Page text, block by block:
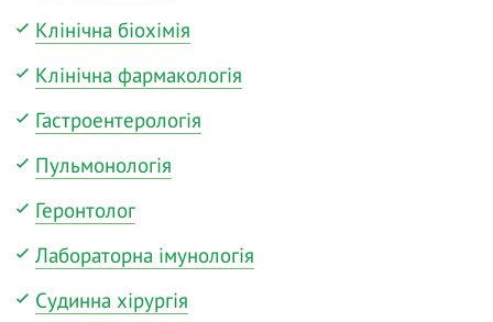
Клінічна біохімія
Клінічна фармакологія
Гастроентерологія
Пульмонологія
Геронтолог
Лабораторна імунологія
Судинна хірургія